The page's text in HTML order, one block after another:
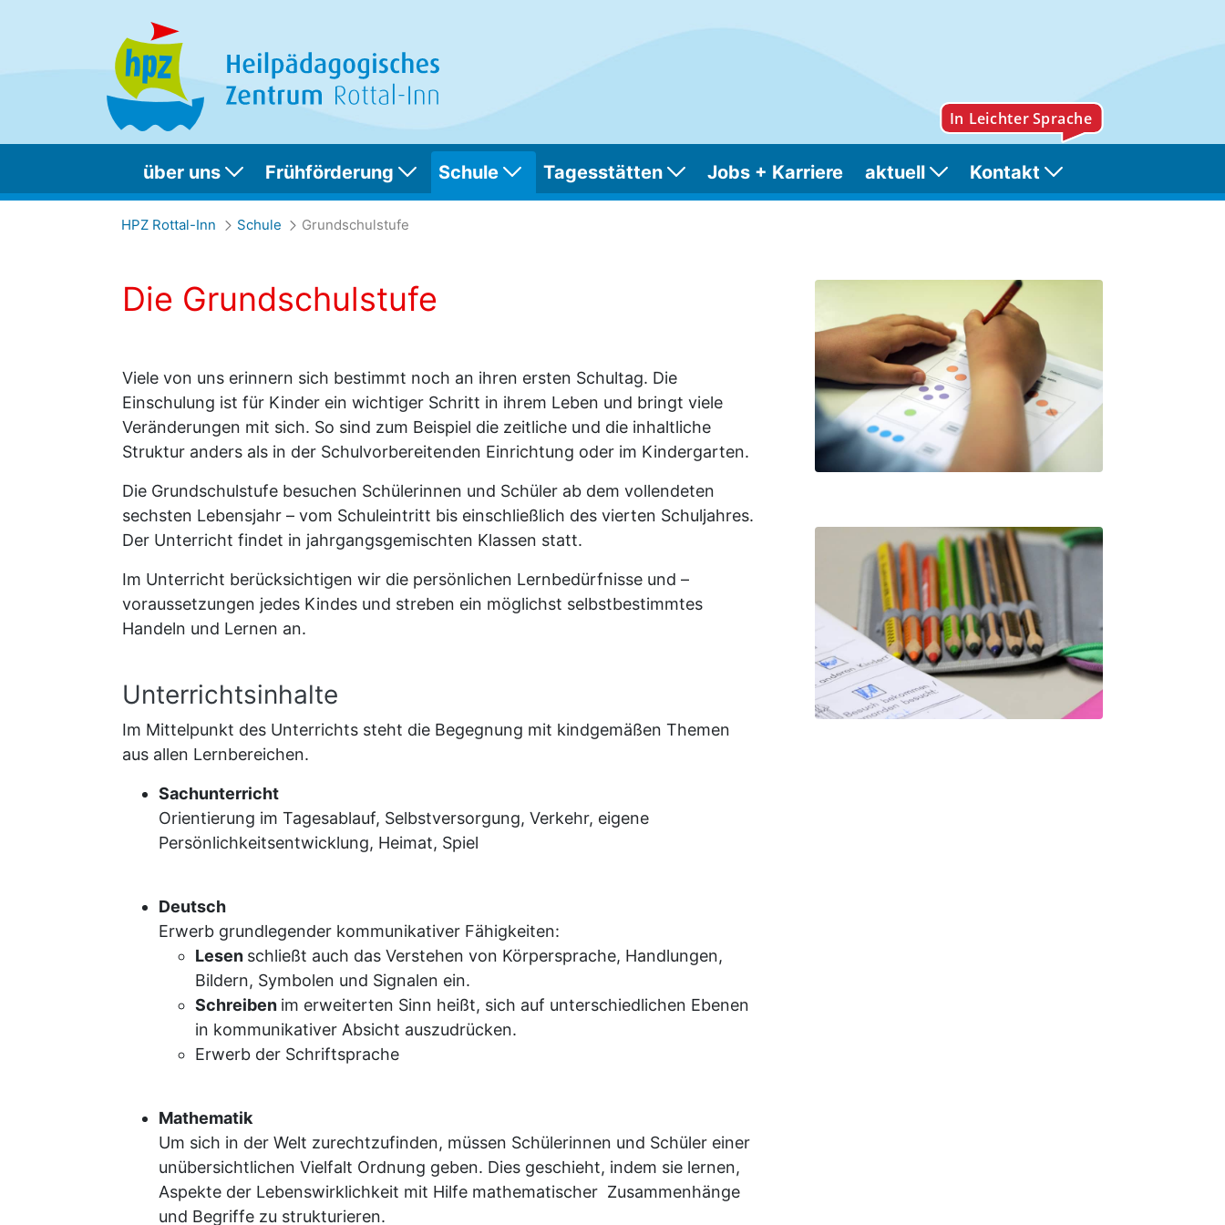
über uns Frühförderung Schule Tagesstätten Jobs + Karriere aktuell Kontakt
Grundschulstufe
HPZ Rottal-Inn Schule Grundschulstufe
Die Grundschulstufe
Viele von uns erinnern sich bestimmt noch an ihren ersten Schultag. Die
Einschulung ist für Kinder ein wichtiger Schritt in ihrem Leben und bringt viele
Veränderungen mit sich. So sind zum Beispiel die zeitliche und die inhaltliche
Struktur anders als in der Schulvorbereitenden Einrichtung oder im Kindergarten.
Die Grundschulstufe besuchen Schülerinnen und Schüler ab dem vollendeten
sechsten Lebensjahr – vom Schuleintritt bis einschließlich des vierten Schuljahres.
Der Unterricht findet in jahrgangsgemischten Klassen statt.
Im Unterricht berücksichtigen wir die persönlichen Lernbedürfnisse und –
voraussetzungen jedes Kindes und streben ein möglichst selbstbestimmtes
Handeln und Lernen an.
Unterrichtsinhalte
Im Mittelpunkt des Unterrichts steht die Begegnung mit kindgemäßen Themen
aus allen Lernbereichen.
Sachunterricht
Orientierung im Tagesablauf, Selbstversorgung, Verkehr, eigene
Persönlichkeitsentwicklung, Heimat, Spiel
Deutsch
Erwerb grundlegender kommunikativer Fähigkeiten:
Lesen schließt auch das Verstehen von Körpersprache, Handlungen,
Bildern, Symbolen und Signalen ein.
Schreiben im erweiterten Sinn heißt, sich auf unterschiedlichen Ebenen
in kommunikativer Absicht auszudrücken.
Erwerb der Schriftsprache
Mathematik
Um sich in der Welt zurechtzufinden, müssen Schülerinnen und Schüler einer
unübersichtlichen Vielfalt Ordnung geben. Dies geschieht, indem sie lernen,
Aspekte der Lebenswirklichkeit mit Hilfe mathematischer Zusammenhänge
und Begriffe zu strukturieren.